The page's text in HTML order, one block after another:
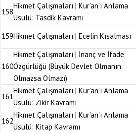
158
Hikmet Çalışmaları | Kur’an’ı Anlama
Usulü: Tasdik Kavramı
159Hikmet Çalışmaları | Ecelin Kısalması
160
Hikmet Çalışmaları | İnanç ve İfade
Özgürlüğü (Büyük Devlet Olmanın
Olmazsa Olmazı)
161
Hikmet Çalışmaları | Kur’an’ı Anlama
Usulü: Zikir Kavramı
162
Hikmet Çalışmaları | Kur’an’ı Anlama
Usulü: Kitap Kavramı